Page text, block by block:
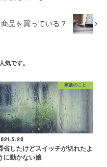
品を買っている？
気です。
家族のこと
省したけどスイッチが切れたよ
に動かない娘